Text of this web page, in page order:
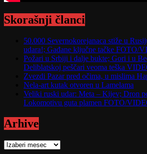
Skorašnji članci
50.000 Severnokorejanaca stiže u
udara!; Gađane ključne tačke FOTO/
Požari u Srbiji i dalje bukte; Gori i u
Deliblatskoj peščari veoma teška
Zvezdi Pazar pred očima, u mislima
Nela-art kutak otvoren u Lamelama
Veliki ruski udar: Meta – Kijev; Dron
Lokomotivu guta plamen FOTO/
Arhive
Arhive